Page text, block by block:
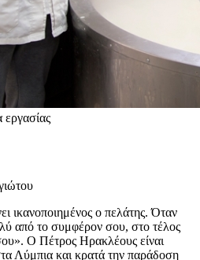
ικανοποιημένος ο πελάτης. Όταν
από το συμφέρον σου, στο τέλος
Ο Πέτρος Ηρακλέους είναι
Λύμπια και κρατά την παράδοση